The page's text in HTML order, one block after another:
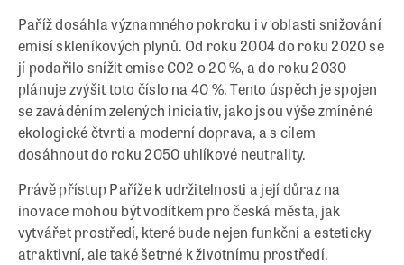
Paříž dosáhla významného pokroku i v oblasti snižování
emisí skleníkových plynů. Od roku 2004 do roku 2020 se
jí podařilo snížit emise CO2 o 20 %, a do roku 2030
plánuje zvýšit toto číslo na 40 %. Tento úspěch je spojen
se zaváděním zelených iniciativ, jako jsou výše zmíněné
ekologické čtvrti a moderní doprava, a s cílem
dosáhnout do roku 2050 uhlíkové neutrality.
Právě přístup Paříže k udržitelnosti a její důraz na
inovace mohou být vodítkem pro česká města, jak
vytvářet prostředí, které bude nejen funkční a esteticky
atraktivní, ale také šetrné k životnímu prostředí.